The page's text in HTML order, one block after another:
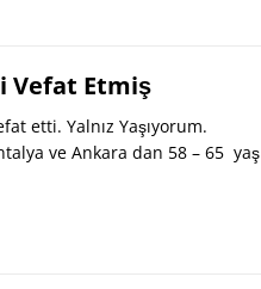
Vefat Etmiş
etti. Yalnız Yaşıyorum.
ve Ankara dan 58 – 65 yaş